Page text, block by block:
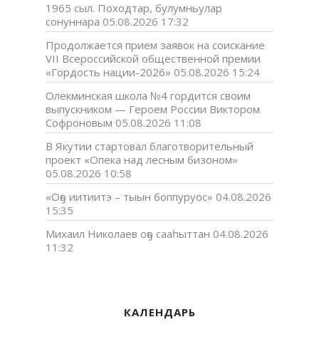
1965 сыл. Походтар, булумньулар
сонуннара 05.08.2026 17:32
Продолжается прием заявок на соискание
VII Всероссийской общественной премии
«Гордость нации-2026» 05.08.2026 15:24
Олекминская школа №4 гордится своим
выпускником — Героем России Виктором
Софроновым 05.08.2026 11:08
В Якутии стартовал благотворительный
проект «Опека над лесным бизоном»
05.08.2026 10:58
«Оҕо иитиитэ – тыын боппуруос» 04.08.2026
15:35
Михаил Николаев оҕо сааһыттан 04.08.2026
11:32
КАЛЕНДАРЬ